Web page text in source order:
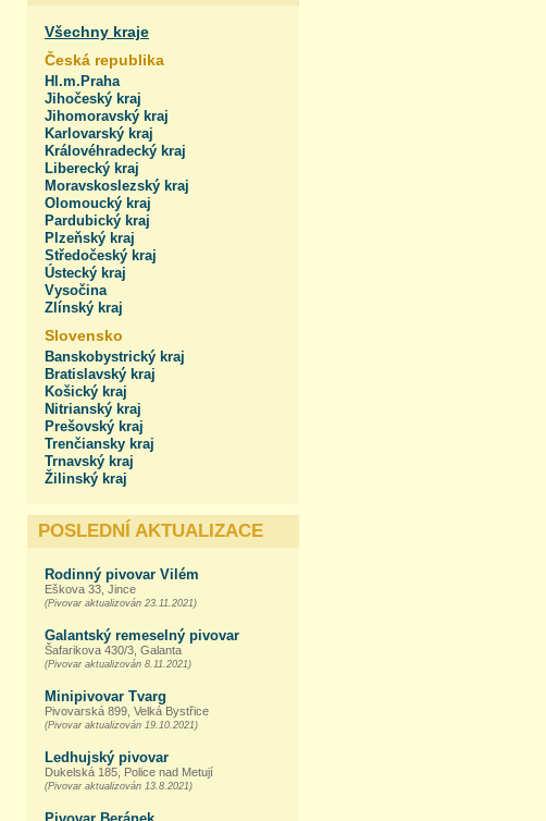
Všechny kraje
Česká republika
Hl.m.Praha
Jihočeský kraj
Jihomoravský kraj
Karlovarský kraj
Královéhradecký kraj
Liberecký kraj
Moravskoslezský kraj
Olomoucký kraj
Pardubický kraj
Plzeňský kraj
Středočeský kraj
Ústecký kraj
Vysočina
Zlínský kraj
Slovensko
Banskobystrický kraj
Bratislavský kraj
Košický kraj
Nitrianský kraj
Prešovský kraj
Trenčiansky kraj
Trnavský kraj
Žilinský kraj
POSLEDNÍ AKTUALIZACE
Rodinný pivovar Vilém
Eškova 33, Jince
(Pivovar aktualizován 23.11.2021)
Galantský remeselný pivovar
Šafarikova 430/3, Galanta
(Pivovar aktualizován 8.11.2021)
Minipivovar Tvarg
Pivovarská 899, Velká Bystřice
(Pivovar aktualizován 19.10.2021)
Ledhujský pivovar
Dukelská 185, Police nad Metují
(Pivovar aktualizován 13.8.2021)